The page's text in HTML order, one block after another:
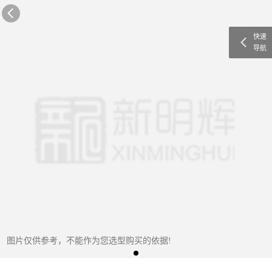
图片仅供参考，不能作为您选型购买的依据!
快速
导航